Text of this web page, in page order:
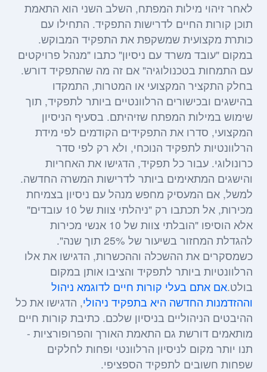
לאחר זיהוי מילות המפתח, השלב השני הוא התאמת
תוכן קורות החיים לדרישות התפקיד. התחילו עם
כותרת מקצועית שמשקפת את התפקיד המבוקש.
במקום "עובד משרד עם ניסיון" כתבו "מנהל פרויקטים
עם התמחות בטכנולוגיה" אם זה מה שהתפקיד דורש.
בחלק התקציר המקצועי או המטרות, התמקדו
בהישגים ובכישורים הרלוונטיים ביותר לתפקיד, תוך
שימוש במילות המפתח שזיהיתם. בסעיף הניסיון
המקצועי, סדרו את התפקידים הקודמים לפי מידת
הרלוונטיות לתפקיד הנוכחי, ולא רק לפי סדר
כרונולוגי. עבור כל תפקיד, הדגישו את האחריות
והישגים המתאימים ביותר לדרישות המשרה החדשה.
למשל, אם המעסיק מחפש מנהל עם ניסיון בצמיחת
מכירות, אל תכתבו רק "ניהלתי צוות של 10 עובדים"
אלא הוסיפו "הובלתי צוות של 10 אנשי מכירות
להגדלת המחזור בשיעור של 25% תוך שנה".
כשמסקרים את ההשכלה וההכשרות, הדגישו את אלו
הרלוונטיות ביותר לתפקיד והציבו אותן במקום
בולט.אם אתם בעלי קורות חיים לדוגמא ניהול
וההזדמנות החדשה היא בתפקיד ניהולי, הדגישו את כל
ההיבטים הניהוליים בניסיון שלכם. כתיבת קורות חיים
מותאמים דורשת גם התאמת האורך והפרופורציות -
תנו יותר מקום לניסיון הרלוונטי ופחות לחלקים
שפחות חשובים לתפקיד הספציפי.